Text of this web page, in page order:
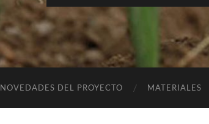
NOVEDADES DEL PROYECTO MATERIALES